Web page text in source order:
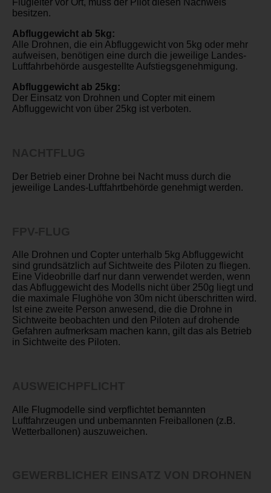
Flugleiter vor Ort, muss der Pilot diesen Nachweis
besitzen.
Abfluggewicht ab 5kg:
Alle Drohnen, die ein Abfluggewicht von 5kg oder mehr
aufweisen, benötigen eine durch die jeweilige Landes-
Luftfahrbehörde ausgestellte Aufstiegsgenehmigung.
Abfluggewicht ab 25kg:
Der Einsatz von Drohnen und Copter mit einem
Abfluggewicht von über 25kg ist verboten.
Der Betrieb einer Drohne bei Nacht muss durch die
jeweilige Landes-Luftfahrtbehörde genehmigt werden.
Alle Drohnen und Copter unterhalb 5kg Abfluggewicht
sind grundsätzlich auf Sichtweite des Piloten zu fliegen.
Eine Videobrille darf nur dann verwendet werden, wenn
das Abfluggewicht des Modells nicht über 250g liegt und
die maximale Flughöhe von 30m nicht überschritten wird.
Ist eine zweite Person anwesend, die die Drohne in
Sichtweite beobachten und den Piloten auf drohende
Gefahren aufmerksam machen kann, gilt das als Betrieb
in Sichtweite des Piloten.
Alle Flugmodelle sind verpflichtet bemannten
Luftfahrzeugen und unbemannten Freiballonen (z.B.
Wetterballonen) auszuweichen.